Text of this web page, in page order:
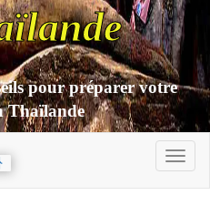
pour préparer votre
Thaïlande